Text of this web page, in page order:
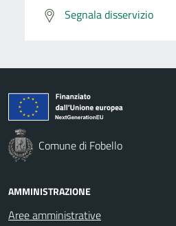
Segnala disservizio
Comune di Fobello
AMMINISTRAZIONE
Aree amministrative